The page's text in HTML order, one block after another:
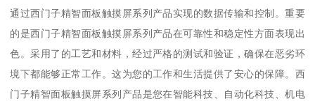
通过西门子精智面板触摸屏系列产品实现的数据传输和控制。重要
的是西门子精智面板触摸屏系列产品在可靠性和稳定性方面表现出
色。采用了的工艺和材料，经过严格的测试和验证，确保在恶劣环
境下都能够正常工作。这为您的工作和生活提供了安心的保障。西
门子精智面板触摸屏系列产品是您在智能科技、自动化科技、机电